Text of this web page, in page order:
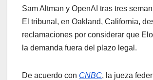
Sam Altman y OpenAI tras tres
El tribunal, en Oakland, California,
reclamaciones por considerar que
la demanda fuera del plazo legal.
De acuerdo con CNBC, la jueza